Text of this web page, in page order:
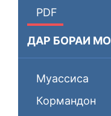
PDF
ДАР БОРАИ МО
Муассиса
Кормандон